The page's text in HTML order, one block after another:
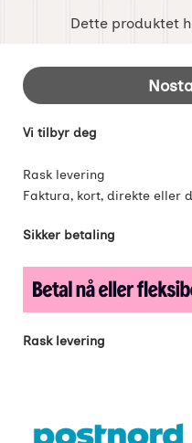
Dette produktet
Footer-innhold
Vi tilbyr deg
Rask levering
Faktura, kort, direkte eller
Sikker betaling
Rask levering